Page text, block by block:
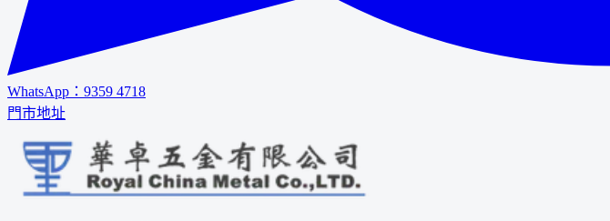
WhatsApp： 9359 4718
門市地址